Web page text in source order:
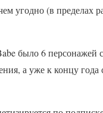
угодно (в пределах
было 6 персонажей
а уже к концу